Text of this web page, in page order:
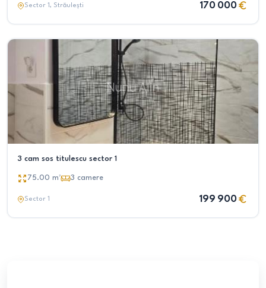
Sector 1, Străulești 170 000
3 cam sos titulescu sector 1
75.00 m² 3 camere
Sector 1 199 900